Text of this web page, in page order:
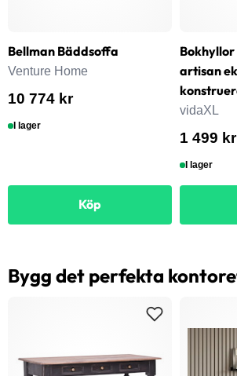
Bellman Bäddsoffa
Venture Home
10 774 kr
I lager
Köp
artisan
vidaXL
1 499 kr
I lager
Bygg det perfekta